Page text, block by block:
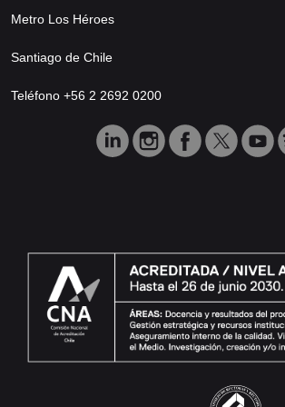
Metro Los Héroes
Santiago de Chile
Teléfono +56 2 2692 0200